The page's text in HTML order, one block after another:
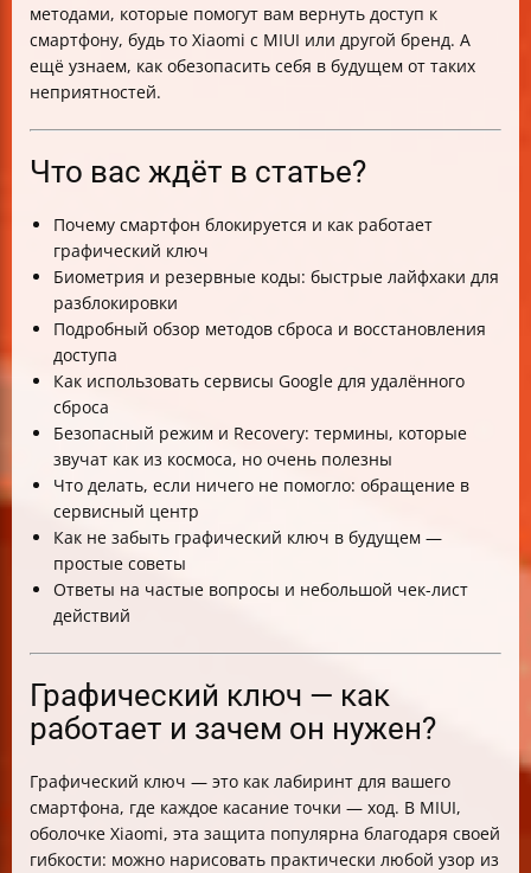
методами, которые помогут вам вернуть доступ к
смартфону, будь то Xiaomi с MIUI или другой бренд. А
ещё узнаем, как обезопасить себя в будущем от таких
неприятностей.
Что вас ждёт в статье?
Почему смартфон блокируется и как работает
графический ключ
Биометрия и резервные коды: быстрые лайфхаки для
разблокировки
Подробный обзор методов сброса и восстановления
доступа
Как использовать сервисы Google для удалённого
сброса
Безопасный режим и Recovery: термины, которые
звучат как из космоса, но очень полезны
Что делать, если ничего не помогло: обращение в
сервисный центр
Как не забыть графический ключ в будущем —
простые советы
Ответы на частые вопросы и небольшой чек-лист
действий
Графический ключ — как
работает и зачем он нужен?
Графический ключ — это как лабиринт для вашего
смартфона, где каждое касание точки — ход. В MIUI,
оболочке Xiaomi, эта защита популярна благодаря своей
гибкости: можно нарисовать практически любой узор из